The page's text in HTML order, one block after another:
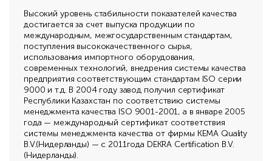
Высокий уровень стабильности показателей качества
достигается за счет выпуска продукции по
международным, межгосударственным стандартам,
поступления высококачественного сырья,
использования импортного оборудования,
современных технологий, внедрения системы качества
предприятия соответствующим стандартам ISO серии
9000 и т.д. В 2004 году завод получил сертификат
Республики Казахстан по соответствию системы
менеджмента качества ISO 9001-2001, а в январе 2005
года — международный сертификат соответствия
системы менеджмента качества от фирмы KEMA Quality
B.V.(Нидерланды) — с 2011года DEKRA Certification B.V.
(Нидерланды).